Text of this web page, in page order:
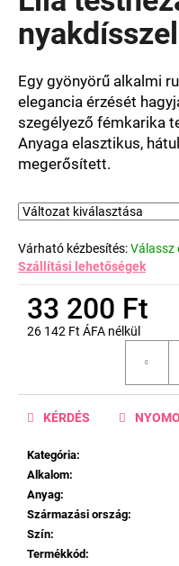
értékelése
csillag.
nyakdísszel
Egy gyönyörű alkalmi
elegancia érzését
szegélyező fémkarika
Anyaga elasztikus,
megerősített.
Várható kézbesítés:Válassz
Szállítási lehetőségek
33 200 Ft
26 142 Ft ÁFA nélkül
Kategória:
Alkalom:
Anyag:
Származási ország:
Szín:
Termékkód:
KÉRDÉS